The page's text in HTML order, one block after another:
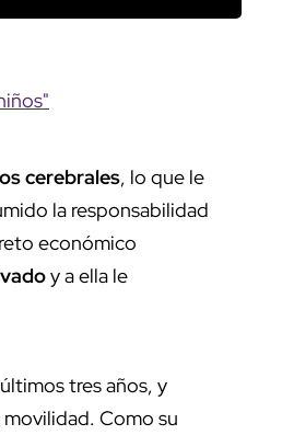
cerebrales, lo que le
la responsabilidad
económico
y a ella le
tres años, y
Como su